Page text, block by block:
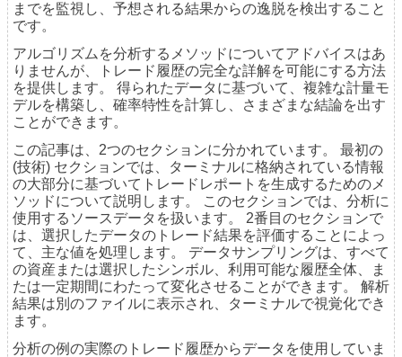
までを監視し、予想される結果からの逸脱を検出すること
です。
アルゴリズムを分析するメソッドについてアドバイスはあ
りませんが、トレード履歴の完全な詳解を可能にする方法
を提供します。 得られたデータに基づいて、複雑な計量モ
デルを構築し、確率特性を計算し、さまざまな結論を出す
ことができます。
この記事は、2つのセクションに分かれています。 最初の
(技術) セクションでは、ターミナルに格納されている情報
の大部分に基づいてトレードレポートを生成するためのメ
ソッドについて説明します。 このセクションでは、分析に
使用するソースデータを扱います。 2番目のセクションで
は、選択したデータのトレード結果を評価することによっ
て、主な値を処理します。 データサンプリングは、すべて
の資産または選択したシンボル、利用可能な履歴全体、ま
たは一定期間にわたって変化させることができます。 解析
結果は別のファイルに表示され、ターミナルで視覚化でき
ます。
分析の例の実際のトレード履歴からデータを使用していま